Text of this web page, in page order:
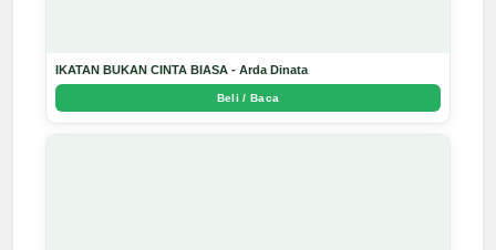
IKATAN BUKAN CINTA BIASA - Arda Dinata
Beli / Baca